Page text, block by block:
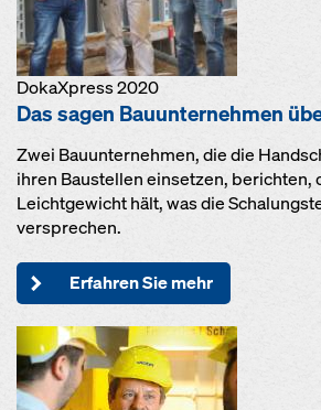
DokaXpress 2020
Das sagen Bauunternehmen
Zwei Bauunternehmen, die die
ihren Baustellen einsetzen, berichten,
Leichtgewicht hält, was die
versprechen.
Erfahren Sie mehr